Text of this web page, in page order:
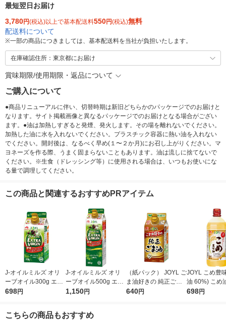
最短翌日お届け
3,780円(税込)以上で基本配送料550円(税込)無料
配送料について
※一部の商品につきましては、基本配送料を当社が負担いたします。
在庫確認住所：東京都にお届け
賞味期限/使用期限・返品について
ご購入について
●商品リニューアルに伴い、切替時期は新旧どちらかのパッケージでのお届けと
なります。サイト掲載画像と異なるパッケージでのお届けとなる場合がござい
ます。●油は加熱しすぎると発煙、発火します。その場を離れないでください。
加熱した油に水を入れないでください。プラスチック容器に熱い油を入れない
でください。開封後は、なるべく早め(１〜２か月)にお召し上がりください。マ
ヨネーズを作る際、うまく固まらないこともあります。油は流しに捨てないで
ください。※生食（ドレッシング等）に使用される場合は、いつもお使いにな
る量で調理してください。
この商品と関連するおすすめPRアイテム
J-オイルミルズ オリ
ーブオイル300g エキ
ストラバージン スペ
L
698円
J-オイルミルズ オリ
ーブオイル500g エキ
ストラバージン スペ
L
1,150円
（紙パック） JOYL ご
ま油好きの 純正ごま
油 300g 1本 味の素 J-
640円
JOYL こめ豊
油 60%) こめ油 ブレ
ンド 味の素
698円
こちらの商品もおすすめ